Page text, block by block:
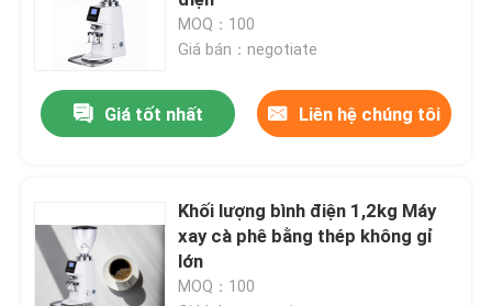
Máy xay cà phê không dây
máy xay cà phê thương mại
Máy xay cà phê màn hình cảm ứng
máy xay cà phê gia đình
MOQ：100
Giá bán：negotiate
Giá tốt nhất Liên hệ chúng tôi
Khối lượng bình điện 1,2kg Máy
xay cà phê bằng thép không gỉ
lớn
MOQ：100